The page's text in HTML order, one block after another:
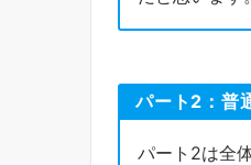
パート2：普
パート2は全